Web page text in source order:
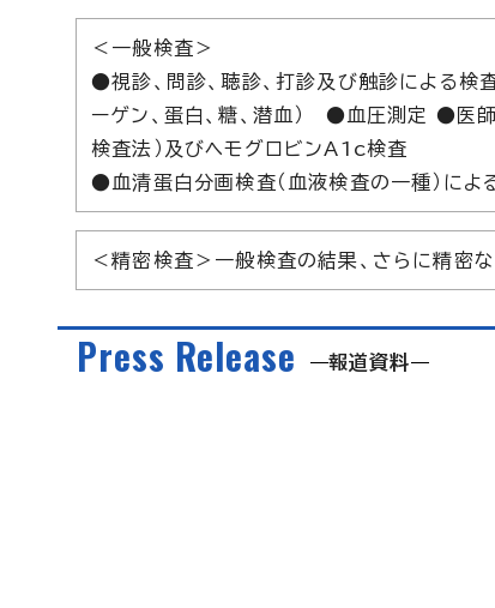
＜一般検査＞
●視診、問診、聴診、打診及び触診によ
ーゲン、蛋白、糖、潜血） ●血圧測定 ●医
検査法）及びヘモグロビンA1c検査
●血清蛋白分画検査（血液検査の一種）によ
＜精密検査＞一般検査の結果、さらに精密
Press Release 報道資料